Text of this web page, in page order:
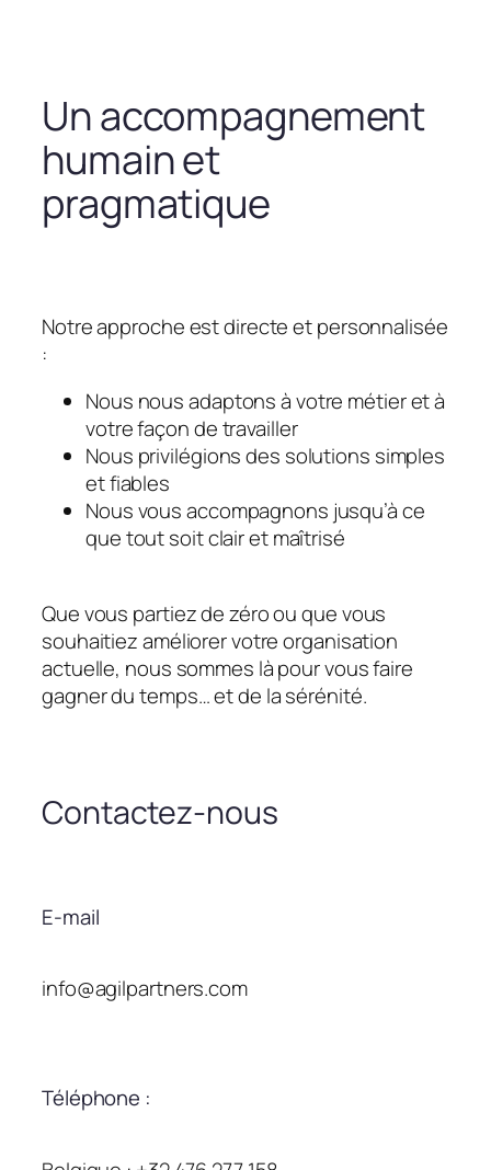
Un accompagnement
humain et
pragmatique
Notre approche est directe et personnalisée
:
Nous nous adaptons à votre métier et à
votre façon de travailler
Nous privilégions des solutions simples
et fiables
Nous vous accompagnons jusqu’à ce
que tout soit clair et maîtrisé
Que vous partiez de zéro ou que vous
souhaitiez améliorer votre organisation
actuelle, nous sommes là pour vous faire
gagner du temps… et de la sérénité.
Contactez-nous
E-mail
info@agilpartners.com
Téléphone :